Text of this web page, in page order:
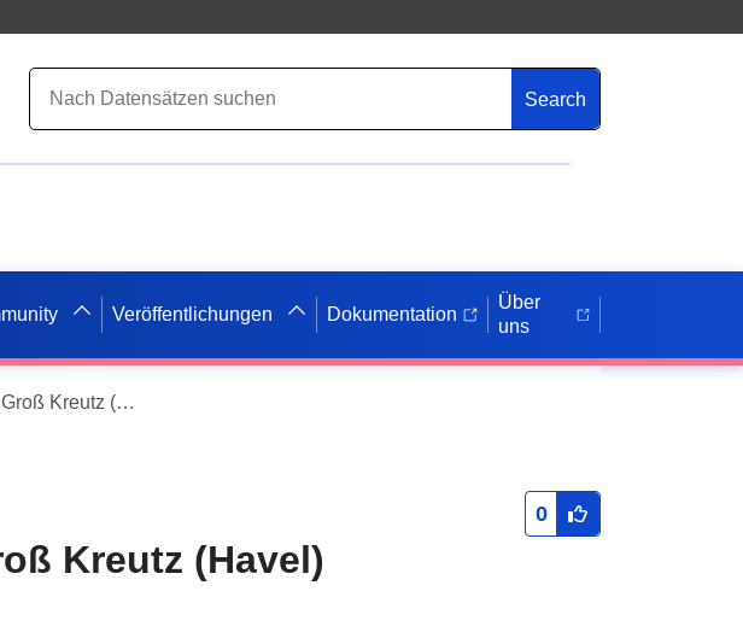
Search
Veröffentlichungen Dokumentation
Über
uns
Bebauungsplan Ersatzneubau Lebensmitteldiscountmarkt - Groß Kreutz (Havel) OT Groß Kreutz (WMS)
Kreutz (Havel)
0